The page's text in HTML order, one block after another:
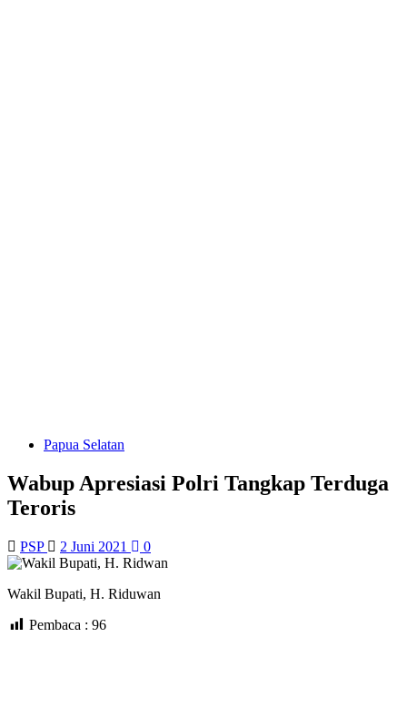
Papua Selatan
Wabup Apresiasi Polri Tangkap Terduga
Teroris
PSP 2 Juni 2021 0
Wakil Bupati, H. Riduwan
Pembaca : 96